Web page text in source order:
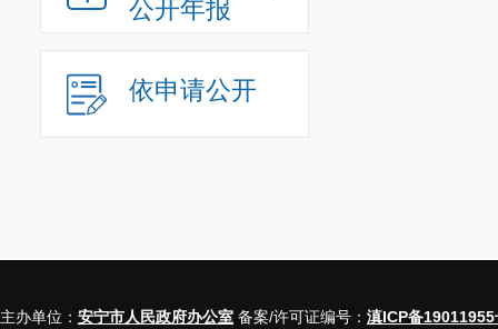
公开年报
依申请公开
主办单位： 安宁市人民政府办公室 备案/许可证编号： 滇ICP备